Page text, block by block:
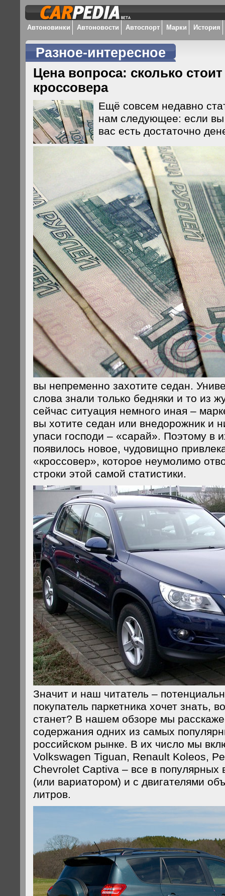
Автоновинки Автоновости Автоспорт Марки История
Разное-интересное
Цена вопроса: сколько
кроссовера
Ещё совсем недавно
нам следующее: если
вас есть достаточно
вы непременно захотите седан.
слова знали только бедняки и то из
сейчас ситуация немного иная –
вы хотите седан или внедорожник и
упаси господи – «сарай». Поэтому в
появилось новое, чудовищно
«кроссовер», которое неумолимо
строки этой самой статистики.
Значит и наш читатель –
покупатель паркетника хочет знать,
станет? В нашем обзоре мы
содержания одних из самых
российском рынке. В их число мы
Volkswagen Tiguan, Renault Koleos,
Chevrolet Captiva – все в популярных
(или вариатором) и с двигателями
литров.